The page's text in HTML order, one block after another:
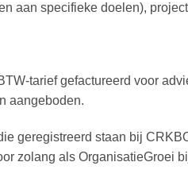
aan specifieke doelen),
tarief gefactureerd voor
aangeboden.
geregistreerd staan bij
zolang als OrganisatieGroei